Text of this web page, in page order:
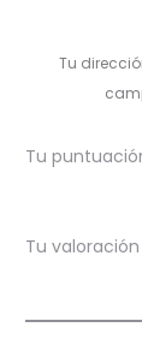
r
i
o
Tu
Tu
Tu valoración